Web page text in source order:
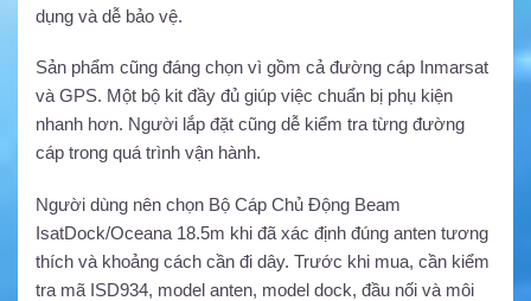
dụng và dễ bảo vệ.
Sản phẩm cũng đáng chọn vì gồm cả đường cáp Inmarsat
và GPS. Một bộ kit đầy đủ giúp việc chuẩn bị phụ kiện
nhanh hơn. Người lắp đặt cũng dễ kiểm tra từng đường
cáp trong quá trình vận hành.
Người dùng nên chọn Bộ Cáp Chủ Động Beam
IsatDock/Oceana 18.5m khi đã xác định đúng anten tương
thích và khoảng cách cần đi dây. Trước khi mua, cần kiểm
tra mã ISD934, model anten, model dock, đầu nối và môi